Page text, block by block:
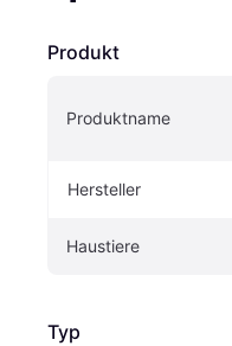
Produkt
Produktname
Hersteller
Haustiere
Typ